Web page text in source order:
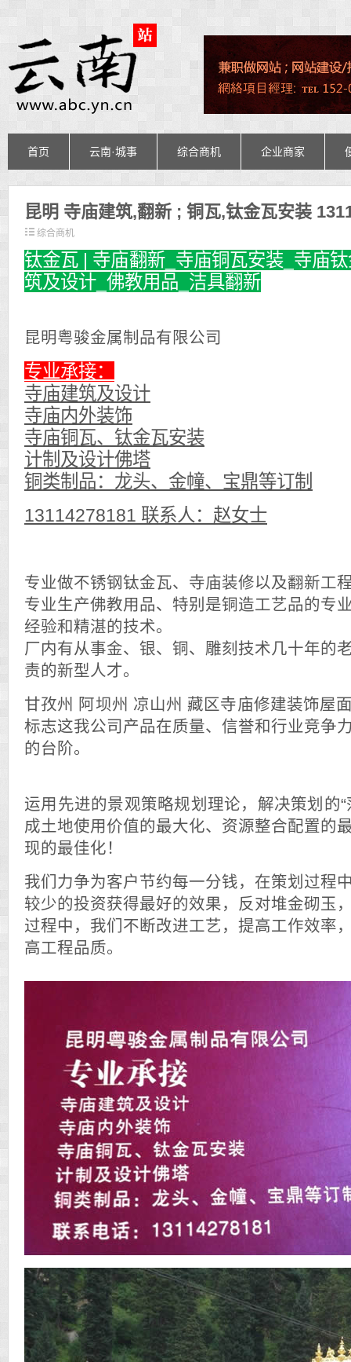
首页 云南·城事 综合商机 企业商家
昆明 寺庙建筑,翻新 ; 铜瓦,钛金瓦安装
综合商机
钛金瓦 | 寺庙翻新_寺庙铜瓦安装_寺庙
筑及设计_佛教用品_洁具翻新
昆明粤骏金属制品有限公司
专业承接：
寺庙建筑及设计
寺庙内外装饰
寺庙铜瓦、钛金瓦安装
计制及设计佛塔
铜类制品：龙头、金幢、宝鼎等订制
13114278181 联系人：赵女士
专业做不锈钢钛金瓦、寺庙装修以及翻新工
专业生产佛教用品、特别是铜造工艺品的专
经验和精湛的技术。
厂内有从事金、银、铜、雕刻技术几十年的
责的新型人才。
甘孜州 阿坝州 凉山州 藏区寺庙修建装饰屋
标志这我公司产品在质量、信誉和行业竞争
的台阶。
运用先进的景观策略规划理论，解决策划的
成土地使用价值的最大化、资源整合配置的
现的最佳化！
我们力争为客户节约每一分钱，在策划过程
较少的投资获得最好的效果，反对堆金砌玉
过程中，我们不断改进工艺，提高工作效率
高工程品质。